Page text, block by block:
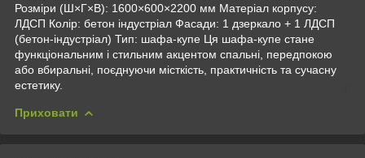
Розміри (Ш×Г×В): 1600×600×2200 мм Матеріал корпусу:
ЛДСП Колір: бетон індустріал Фасади: 1 дзеркало + 1 ЛДСП
(бетон-індустріал) Тип: шафа-купе Ця шафа-купе стане
функціональним і стильним акцентом спальні, передпокою
або вбиральні, поєднуючи місткість, практичність та сучасну
естетику.
Приховати